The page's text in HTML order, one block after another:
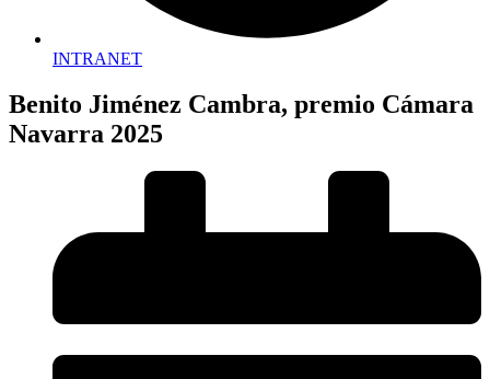
INTRANET
Benito Jiménez Cambra, premio Cámara
Navarra 2025